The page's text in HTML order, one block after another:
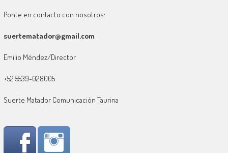
Ponte en contacto con nosotros:
suertematador@gmail.com
Emilio Méndez/Director
+52 5539-028005
Suerte Matador Comunicación Taurina